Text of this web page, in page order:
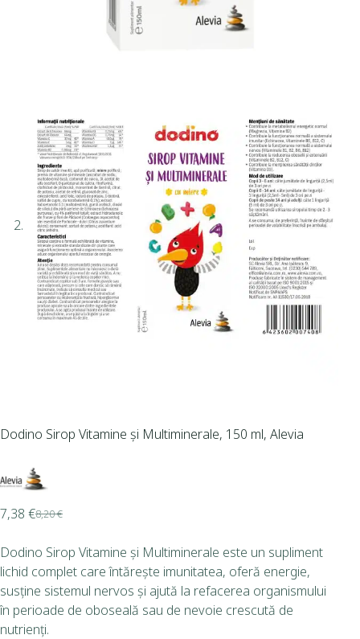
Dodino Sirop Vitamine și Multiminerale, 150 ml, Alevia
8,20€
7,38 €
Dodino Sirop Vitamine și Multiminerale este un supliment
lichid complet care întărește imunitatea, oferă energie,
susține sistemul nervos și ajută la refacerea organismului
în perioade de oboseală sau de nevoie crescută de
nutrienți.